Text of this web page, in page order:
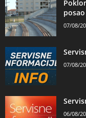
07/08/
07/08/
06/08/